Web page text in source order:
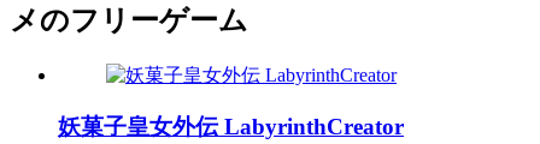
メのフリーゲーム
妖菓子皇女外伝 LabyrinthCreator